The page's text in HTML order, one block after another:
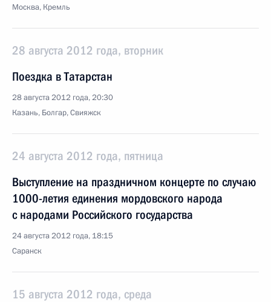
Москва, Кремль
28 августа 2012 года, вторник
Поездка в Татарстан
28 августа 2012 года, 20:30
Казань, Болгар, Свияжск
24 августа 2012 года, пятница
Выступление на праздничном концерте по случаю
1000-летия единения мордовского народа
с народами Российского государства
24 августа 2012 года, 18:15
Саранск
15 августа 2012 года, среда